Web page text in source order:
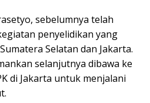
sebelumnya telah
penyelidikan yang
Selatan dan Jakarta.
selanjutnya dibawa ke
di Jakarta untuk menjalani